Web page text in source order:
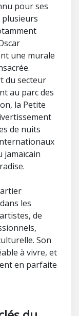
pour ses
plusieurs
une murale
du secteur
au parc des
la Petite
de nuits
jamaïcain
les
de
Son
à vivre, et
en parfaite